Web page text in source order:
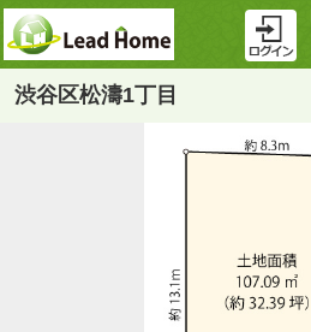
渋谷区松濤1丁目